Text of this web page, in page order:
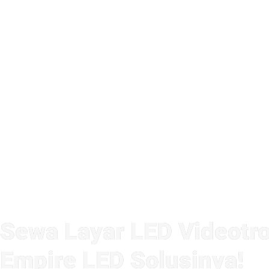
Sewa Layar LED
Empire LED Solusinya!